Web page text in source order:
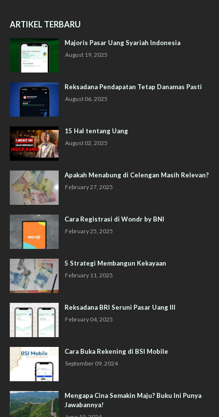
ARTIKEL TERBARU
Majoris Pasar Uang Syariah Indonesia
August 19, 2025
Reksadana Pendapatan Tetap Danamas Pasti
August 06, 2025
15 Hal tentang Uang
August 02, 2025
Apakah Menabung di Celengan Masih Relevan?
February 27, 2025
Cara Registrasi di Wondr by BNI
February 25, 2025
5 Strategi Membangun Kekayaan
February 11, 2025
Reksadana BRI Seruni Pasar Uang III
February 04, 2025
Cara Buka Rekening di BSI Mobile
September 09, 2024
Mengapa Cina Semakin Maju? Buku Ini Punya
Jawabannya!